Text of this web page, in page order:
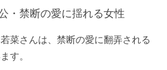
・禁断の愛に揺れる女性
菜さんは、禁断の愛に翻弄される
す。